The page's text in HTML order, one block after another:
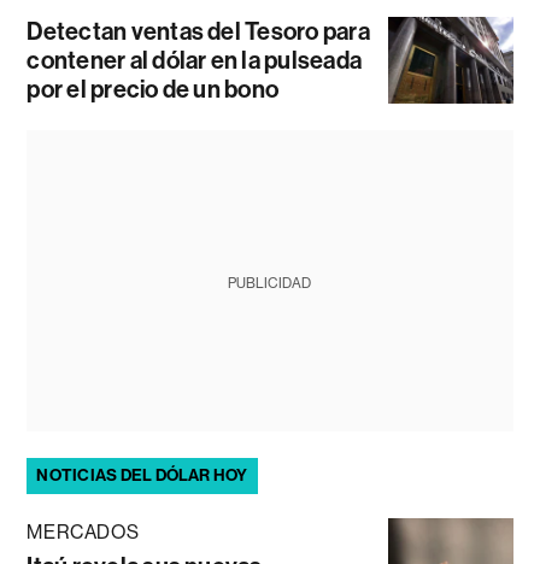
Detectan ventas del Tesoro para
contener al dólar en la pulseada
por el precio de un bono
PUBLICIDAD
NOTICIAS DEL DÓLAR HOY
MERCADOS